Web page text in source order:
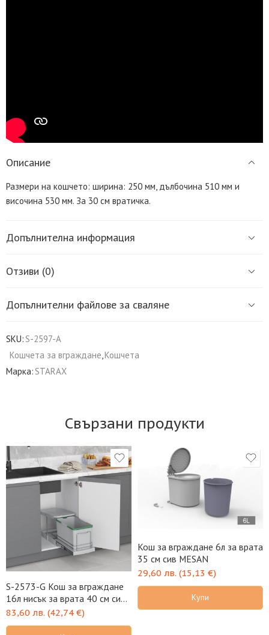
Описание
Размери на кошчето: ширина: 250 мм, дълбочина 510 мм и
височина 530 мм. За 30 см вратичка.
Допълнителна информация
Отзиви (0)
Допълнителни файлове за сваляне
SKU:S-2597-A
Кошчета за вграждане,Кошчета
Марка:STARAX
Свързани продукти
S-2573-G Кош за вграждане
16л нисък за врата 40 см сив
STARAX
83,60 лв. (42,74 €)
Кош за вграждане 6л за врата
35 см сив MESAN
29,60 лв. (15,13 €)
Купи